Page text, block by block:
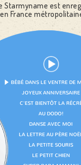
Starmyname est
en France